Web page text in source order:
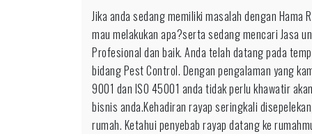
Jasa
untuk
Jika anda sedang memiliki masalah dengan
mau melakukan apa?serta sedang mencari Jasa
Profesional dan baik. Anda telah datang pada
bidang Pest Control. Dengan pengalaman yang
9001 dan ISO 45001 anda tidak perlu khawatir
bisnis anda.Kehadiran rayap seringkali
rumah. Ketahui penyebab rayap datang ke